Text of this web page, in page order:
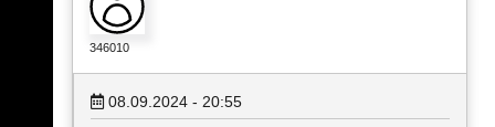
346010
08.09.2024 - 20:55